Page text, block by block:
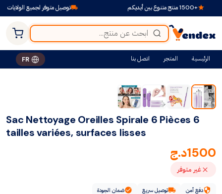
توصيل متوفر لجميع الولايات
الرئيسية المتجر اتصل بنا FR
Sac Nettoyage Oreilles Spirale 6 Pièces 6
tailles variées, surfaces lisses
1500د.ج
غير متوفر
دفع آمن توصيل سريع ضمان الجودة